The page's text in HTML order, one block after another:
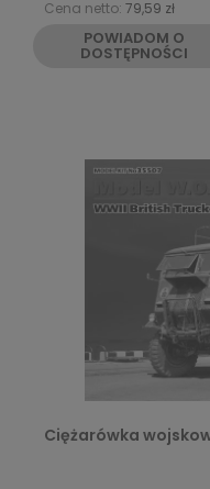
Cena netto: 79,59 zł
POWIADOM O
DOSTĘPNOŚCI
Ciężarówka